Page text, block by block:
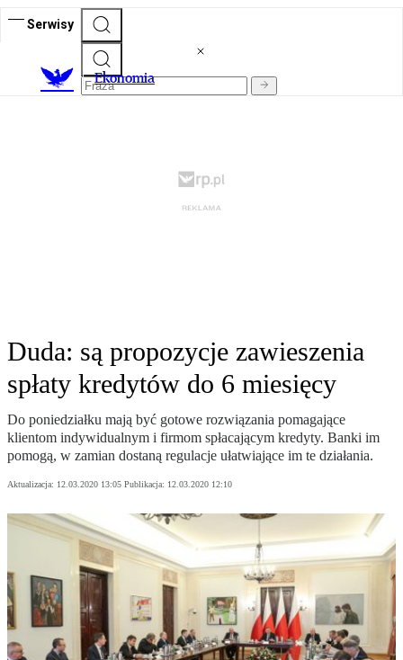
Serwisy
Ekonomia
Duda: są propozycje zawieszenia
spłaty kredytów do 6 miesięcy
Do poniedziałku mają być gotowe rozwiązania pomagające
klientom indywidualnym i firmom spłacającym kredyty. Banki im
pomogą, w zamian dostaną regulacje ułatwiające im te działania.
Aktualizacja: 12.03.2020 13:05 Publikacja: 12.03.2020 12:10